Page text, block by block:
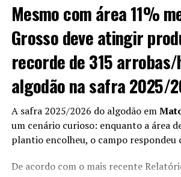
pantaneira
DON'T MISS
MT conclui colheita do algodão e
novo recorde na safra 2025/26
Mesmo com área 11%
Grosso deve atingir
recorde de 315 arrobas/
algodão na safra 2025/
A safra 2025/2026 do algodão em
um cenário curioso: enquanto a área
plantio encolheu, o campo
De acordo com o mais recente